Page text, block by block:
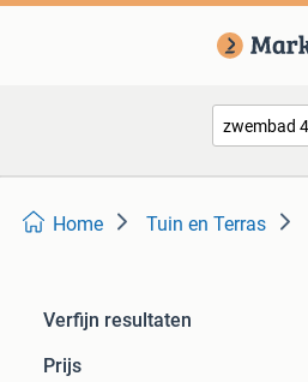
Home Tuin en Terras
Verfijn resultaten
Prijs